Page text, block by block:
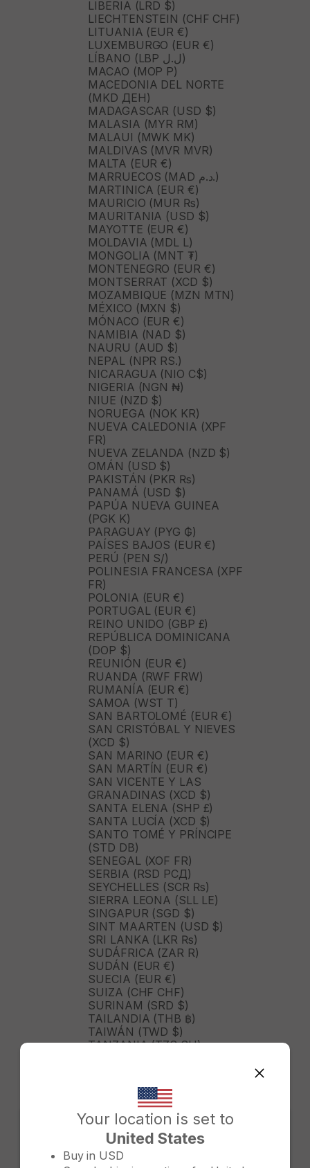
Your location is set to
United States
Buy in USD
Change country/region
LIBERIA (LRD $)
LIECHTENSTEIN (CHF CHF)
LITUANIA (EUR €)
LUXEMBURGO (EUR €)
LÍBANO (LBP ل.ل)
MACAO (MOP P)
MACEDONIA DEL NORTE
(MKD ДЕН)
MADAGASCAR (USD $)
MALASIA (MYR RM)
MALAUI (MWK MK)
MALDIVAS (MVR MVR)
MALTA (EUR €)
MARRUECOS (MAD د.م.)
MARTINICA (EUR €)
MAURICIO (MUR ₨)
MAURITANIA (USD $)
MAYOTTE (EUR €)
MOLDAVIA (MDL L)
MONGOLIA (MNT ₮)
MONTENEGRO (EUR €)
MONTSERRAT (XCD $)
MOZAMBIQUE (MZN MTN)
MÉXICO (MXN $)
MÓNACO (EUR €)
NAMIBIA (NAD $)
NAURU (AUD $)
NEPAL (NPR RS.)
NICARAGUA (NIO C$)
NIGERIA (NGN ₦)
NIUE (NZD $)
NORUEGA (NOK KR)
NUEVA CALEDONIA (XPF
FR)
NUEVA ZELANDA (NZD $)
OMÁN (USD $)
PAKISTÁN (PKR ₨)
PANAMÁ (USD $)
PAPÚA NUEVA GUINEA
(PGK K)
PARAGUAY (PYG ₲)
PAÍSES BAJOS (EUR €)
PERÚ (PEN S/)
POLINESIA FRANCESA (XPF
FR)
POLONIA (EUR €)
PORTUGAL (EUR €)
REINO UNIDO (GBP £)
REPÚBLICA DOMINICANA
(DOP $)
REUNIÓN (EUR €)
RUANDA (RWF FRW)
RUMANÍA (EUR €)
SAMOA (WST T)
SAN BARTOLOMÉ (EUR €)
SAN CRISTÓBAL Y NIEVES
(XCD $)
SAN MARINO (EUR €)
SAN MARTÍN (EUR €)
SAN VICENTE Y LAS
GRANADINAS (XCD $)
SANTA ELENA (SHP £)
SANTA LUCÍA (XCD $)
SANTO TOMÉ Y PRÍNCIPE
(STD DB)
SENEGAL (XOF FR)
SERBIA (RSD РСД)
SEYCHELLES (SCR ₨)
SIERRA LEONA (SLL LE)
SINGAPUR (SGD $)
SINT MAARTEN (USD $)
SRI LANKA (LKR ₨)
SUDÁFRICA (ZAR R)
SUDÁN (EUR €)
SUECIA (EUR €)
SUIZA (CHF CHF)
SURINAM (SRD $)
TAILANDIA (THB ฿)
TAIWÁN (TWD $)
TANZANIA (TZS SH)
TONGA (TOP T$)
TRINIDAD Y TOBAGO (TTD
TURKMENISTÁN (USD $)
TURQUÍA (TRY ₺)
TUVALU (AUD $)
TÚNEZ (USD $)